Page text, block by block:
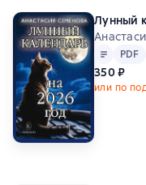
Лунный
Текст PDF
PDF
350 ₽
или по